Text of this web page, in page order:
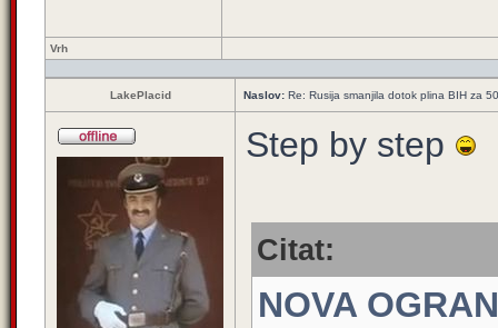
Vrh
LakePlacid Naslov: Re: Rusija smanjila dotok plina BIH za
Step by step
Citat:
NOVA